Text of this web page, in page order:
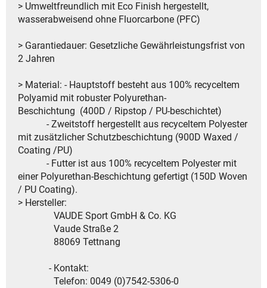
> Umweltfreundlich mit Eco Finish hergestellt,
wasserabweisend ohne Fluorcarbone (PFC)
> Garantiedauer: Gesetzliche Gewährleistungsfrist von
2 Jahren
> Material: - Hauptstoff besteht aus 100% recyceltem
Polyamid mit robuster Polyurethan-
Beschichtung (400D / Ripstop / PU-beschichtet)
- Zweitstoff hergestellt aus recyceltem Polyester
mit zusätzlicher Schutzbeschichtung (900D Waxed /
Coating /PU)
- Futter ist aus 100% recyceltem Polyester mit
einer Polyurethan-Beschichtung gefertigt (150D Woven
/ PU Coating).
> Hersteller:
VAUDE Sport GmbH & Co. KG
Vaude Straße 2
88069 Tettnang
- Kontakt:
Telefon: 0049 (0)7542-5306-0